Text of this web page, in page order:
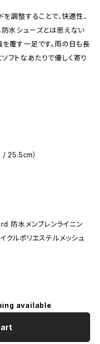
を調整することで、快適性、
防水シューズとは思えない
覆す一足です。雨の日も長
フトなあたりで優しく寄り
/ 25.5cm）
防水メンブレンライニン
クルポリエステルメッシュ
available